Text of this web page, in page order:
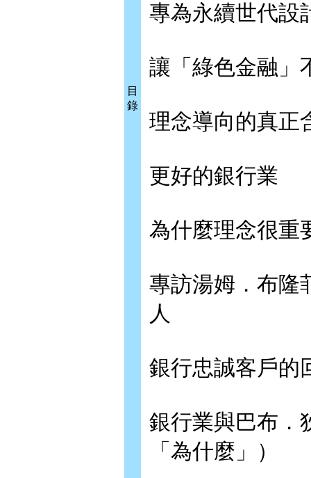
目
錄
專為永續世代設
讓「綠色金融」
理念導向的真正
更好的銀行業
為什麼理念很重
專訪湯姆．布隆
人
銀行忠誠客戶的
銀行業與巴布．
「為什麼」）